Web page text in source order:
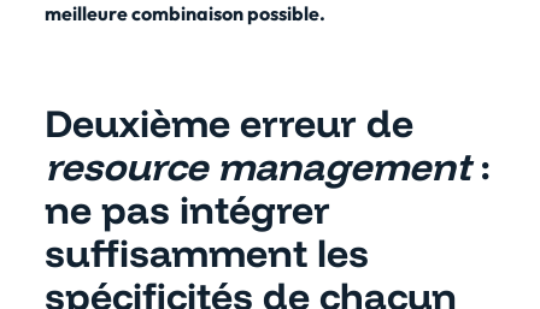
meilleure combinaison possible.
Deuxième erreur de
resource management:
ne pas intégrer
suffisamment les
spécificités de chacun